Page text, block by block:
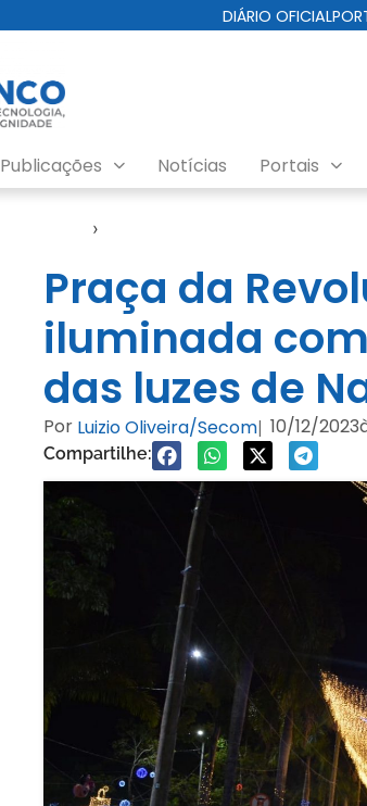
DIÁRIO OFICIAL
Publicações Notícias Portais
›
Praça da
iluminada
das luzes de
Por Luizio Oliveira/Secom| 10/12/2023
Compartilhe: